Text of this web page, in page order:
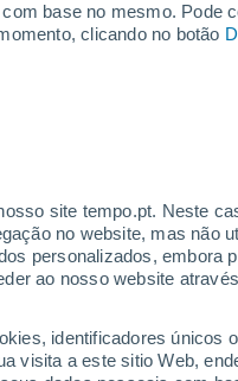
base no mesmo. Pode
clicando no botão
site tempo.pt. Neste
no website, mas não
personalizados, embora
ao nosso website
identificadores únicos
visita a este sitio Web,
GEOP. 850 HPA |